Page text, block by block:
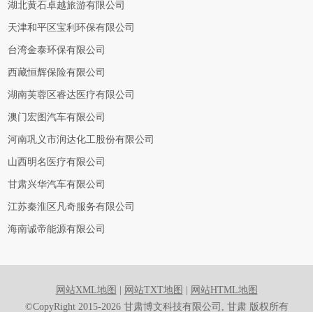
湖北黄石卓越旅游有限公司
天津和平区宝利环保有限公司
台湾金泰环保有限公司
西藏恒辉保险有限公司
湖南芙蓉区睿达医疗有限公司
澳门宏图汽车有限公司
河南巩义市润达化工股份有限公司
山西明名医疗有限公司
甘肃兴华汽车有限公司
江苏秦淮区凡奇服务有限公司
海南诚帝能源有限公司
网站XML地图 网站TXT地图
网站HTML地图
©CopyRight 2015-2026 甘肃博文科技有限公司, 甘肃 版权所有